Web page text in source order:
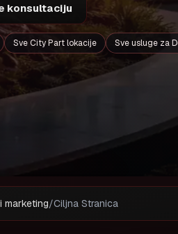
konsultaciju
Sve City Part lokacije Sve usluge za
marketing/Ciljna Stranica